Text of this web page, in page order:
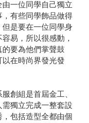
一位同學自己獨立
有些同學飾品做得
是要在一位同學身
易，所以很感動，
要為他們掌聲鼓
在時尚界發光發
創組是首屆金工、
獨立完成一整套設
包括造型全都由個